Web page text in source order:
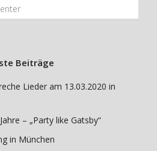
Beiträge
Lieder am 13.03.2020 in
– „Party like Gatsby“
in München